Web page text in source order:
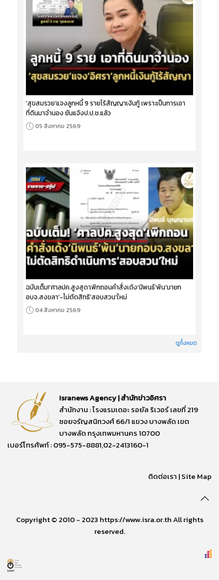
‘สุขสมรวย’แจงลูกหนี้ 9 รายไร้สัญญาเงินกู้ เพราะเป็นการเอา
ที่ดินมาจำนอง ยันแจ้งป.ป.ช.แล้ว
05 สิงหาคม 2569
ฉบับเต็ม!‘ศาลปค.สูงสุด’เพิกถอนคำสั่งเด้ง‘นิพนธ์’พ้น‘นายก
อบจ.สงขลา’-ไม่ตัดสิทธิ‘สอบสวน’ใหม่
04 สิงหาคม 2569
ดูทั้งหมด
Isranews Agency | สำนักข่าวอิศรา
สำนักงาน : โรงแรมเดอะ รอยัล ริเวอร์ เลขที่ 219
ซอยจรัญสนิทวงศ์ 66/1 แขวง บางพลัด เขต
บางพลัด กรุงเทพมหานคร 10700
เบอร์โทรศัพท์ : 095-575-8881,02-2413160-1
ติดต่อเรา |Site Map
Copyright © 2010 - 2023 https://www.isra.or.th All rights
reserved.